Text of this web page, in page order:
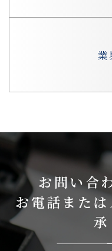
業
お問い合
お電話また
承